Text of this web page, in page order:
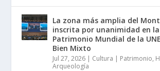
La zona más amplia del
inscrita por unanimidad en
Patrimonio Mundial de la
Bien Mixto
Jul 27, 2026 | Cultura | Patrimonio,
Arqueología